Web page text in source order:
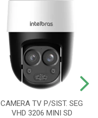
CAMERA TV P/SIST. SEG
VHD 3206 MINI SD